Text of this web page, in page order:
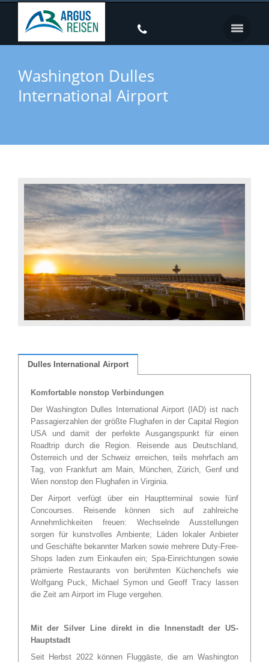
Washington Dulles
International Airport
Dulles International Airport
Komfortable nonstop Verbindungen
Der Washington Dulles International Airport (IAD) ist nach
Passagierzahlen der größte Flughafen in der Capital Region
USA und damit der perfekte Ausgangspunkt für einen
Roadtrip durch die Region. Reisende aus Deutschland,
Österreich und der Schweiz erreichen, teils mehrfach am
Tag, von Frankfurt am Main, München, Zürich, Genf und
Wien nonstop den Flughafen in Virginia.
Der Airport verfügt über ein Hauptterminal sowie fünf
Concourses. Reisende können sich auf zahlreiche
Annehmlichkeiten freuen: Wechselnde Ausstellungen
sorgen für kunstvolles Ambiente; Läden lokaler Anbieter
und Geschäfte bekannter Marken sowie mehrere Duty-Free-
Shops laden zum Einkaufen ein; Spa-Einrichtungen sowie
prämierte Restaurants von berühmten Küchenchefs wie
Wolfgang Puck, Michael Symon und Geoff Tracy lassen
die Zeit am Airport im Fluge vergehen.
Mit der Silver Line direkt in die Innenstadt der US-
Hauptstadt
Seit Herbst 2022 können Fluggäste, die am Washington